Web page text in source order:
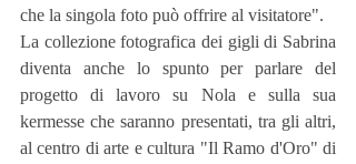
che la singola foto può offrire al visitatore".
La collezione fotografica dei gigli di Sabrina
diventa anche lo spunto per parlare del
progetto di lavoro su Nola e sulla sua
kermesse che saranno presentati, tra gli altri,
al centro di arte e cultura "Il Ramo d'Oro" di